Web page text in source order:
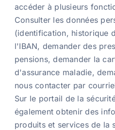
accéder à plusieurs
Consulter les données
(identification, historique
l'IBAN, demander des
pensions, demander la
d'assurance maladie,
nous contacter par
Sur le portail de la
également obtenir des
produits et services de la